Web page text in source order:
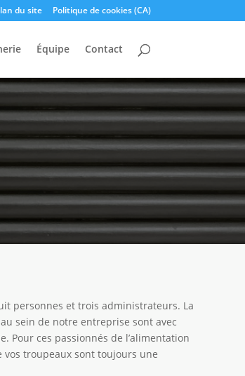
du site Politique de cookies (CA)
Équipe Contact
personnes et trois administrateurs. La
sein de notre entreprise sont avec
Pour ces passionnés de l’alimentation
troupeaux sont toujours une